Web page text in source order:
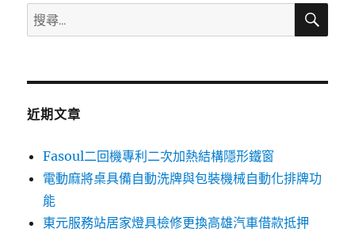
搜
尋
鍵
搜
近期文章
Fasoul二回機專利二次加熱結構隱形鐵窗
電動麻將桌具備自動洗牌與包裝機械自動化排牌功
能
東元服務站居家燈具檢修更換高雄汽車借款抵押